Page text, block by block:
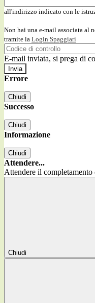
all'indirizzo indicato con le
Non hai una e-mail associata al
tramite la Login Spaggiari
E-mail inviata, si prega di
Errore
Chiudi
Successo
Chiudi
Informazione
Chiudi
Attendere...
Attendere il completamento
Chiudi